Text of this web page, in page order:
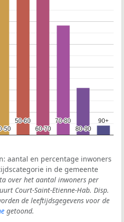
50
50
50-60
50-60
60-70
60-70
70-80
70-80
80-90
80-90
90+
90+
aantal en percentage inwoners
in de gemeente
over het aantal inwoners per
Court-Saint-Etienne-Hab. Disp.
de leeftijdsgegevens voor de
getoond.